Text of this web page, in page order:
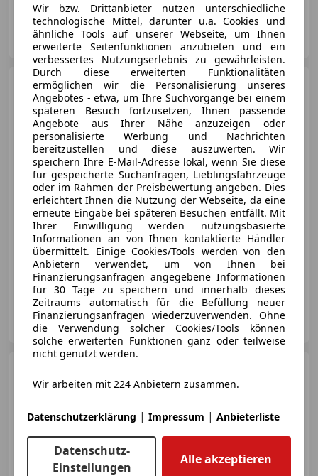
Auto-Center Rauscher OG
AT-2752 Wöllersdorf
Ford Mondeo
Traveller ST-
LINE 2,0 TDCi Aut.
€ 16 990
09/2019 114 500 km Diesel
110 kW (150 PS)
Automobile Mairhuber GmbH
AT-4664 Oberweis
Business Plus 1,5 TDCi
€ 8 950
Wir bzw. Drittanbieter nutzen unterschiedliche
technologische Mittel, darunter u.a. Cookies und
ähnliche Tools auf unserer Webseite, um Ihnen
erweiterte Seitenfunktionen anzubieten und ein
verbessertes Nutzungserlebnis zu gewährleisten.
Durch diese erweiterten Funktionalitäten
ermöglichen wir die Personalisierung unseres
Angebotes - etwa, um Ihre Suchvorgänge bei einem
späteren Besuch fortzusetzen, Ihnen passende
Angebote aus Ihrer Nähe anzuzeigen oder
personalisierte Werbung und Nachrichten
bereitzustellen und diese auszuwerten. Wir
speichern Ihre E-Mail-Adresse lokal, wenn Sie diese
für gespeicherte Suchanfragen, Lieblingsfahrzeuge
oder im Rahmen der Preisbewertung angeben. Dies
erleichtert Ihnen die Nutzung der Webseite, da eine
erneute Eingabe bei späteren Besuchen entfällt. Mit
Ihrer Einwilligung werden nutzungsbasierte
Informationen an von Ihnen kontaktierte Händler
übermittelt. Einige Cookies/Tools werden von den
Anbietern verwendet, um von Ihnen bei
Finanzierungsanfragen angegebene Informationen
für 30 Tage zu speichern und innerhalb dieses
Zeitraums automatisch für die Befüllung neuer
Finanzierungsanfragen wiederzuverwenden. Ohne
die Verwendung solcher Cookies/Tools können
solche erweiterten Funktionen ganz oder teilweise
nicht genutzt werden.
Wir arbeiten mit 224 Anbietern zusammen.
Datenschutzerklärung | Impressum | Anbieterliste
Datenschutz-
Einstellungen
Alle akzeptieren